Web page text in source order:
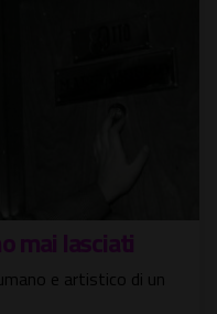
mai lasciati
e artistico di un